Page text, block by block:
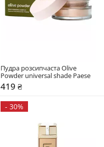
Пудра розсипчаста Olive
Powder universal shade Paese
419 ₴
- 30%